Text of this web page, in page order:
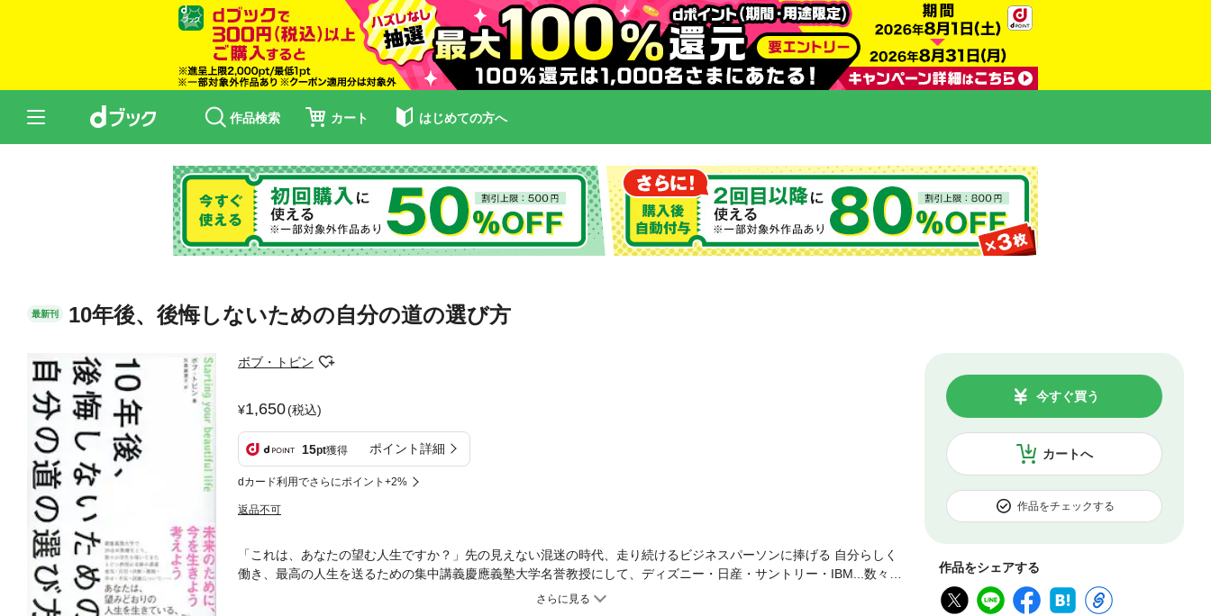
作品検索 カート はじめての方へ
最新刊 10年後、後悔しないための自分の道の選び方
ボブ・トビン
1,650(税込)
15pt獲得 ポイント詳細
dカード利用でさらにポイント+2%
返品不可
カートへ
今すぐ買う
作品をチェックする
作品をシェアする
「これは、あなたの望む人生ですか？」先の見えない混迷の時代、走り続けるビジネスパーソンに捧げる 自分らしく
働き、最高の人生を送るための集中講義慶應義塾大学名誉教授にして、ディズニー・日産・サントリー・IBM...数々の
有名企業に信頼されるビジネスコンサルタントによる理想の人生を送るために本当に大切なこと・「早すぎる」「若